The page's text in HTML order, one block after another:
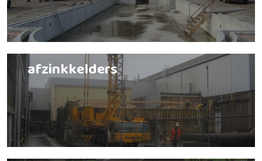
afzinkkelders